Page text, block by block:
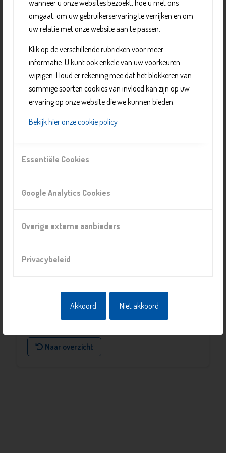
wanneer u onze websites bezoekt, hoe u met ons
omgaat, om uw gebruikerservaring te verrijken en om
uw relatie met onze website aan te passen.
Klik op de verschillende rubrieken voor meer
informatie. U kunt ook enkele van uw voorkeuren
wijzigen. Houd er rekening mee dat het blokkeren van
sommige soorten cookies van invloed kan zijn op uw
ervaring op onze website die we kunnen bieden.
Bekijk hier onze cookie policy
Essentiële Cookies
Google Analytics Cookies
Overige externe aanbieders
Privacybeleid
Akkoord Niet akkoord
Organisatie
Telefoonnummer:
Website:https://onderdeschie.nl/
Buurthuis Onder de Schie
Naar overzicht
Er zijn activiteiten voor:
creativiteit: Schilderen, tekenen, werken met klei
informatie en cursussen: bibliotheek
muziek: zangkoor
spel en ontspanning: boekenclub
Informatie over alle activiteiten kunt u vinden op de
hiernaast.